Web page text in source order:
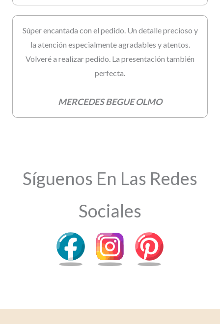
Súper encantada con el pedido. Un detalle precioso y
la atención especialmente agradables y atentos.
Volveré a realizar pedido. La presentación también
perfecta.
MERCEDES BEGUE OLMO
Síguenos En Las Redes
Sociales